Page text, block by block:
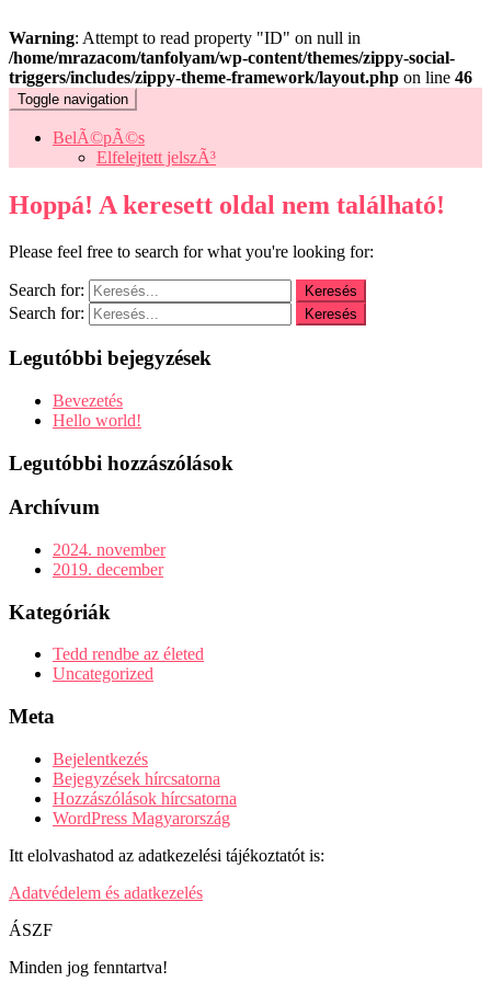
Warning: Attempt to read property "ID" on null in
/home/mrazacom/tanfolyam/wp-content/themes/zippy-social-
triggers/includes/zippy-theme-framework/layout.php on line 46
Toggle navigation
BelÃ©pÃ©s
Elfelejtett jelszÃ³
Hoppá! A keresett oldal nem található!
Please feel free to search for what you're looking for:
Search for:
Search for:
Legutóbbi bejegyzések
Bevezetés
Hello world!
Legutóbbi hozzászólások
Archívum
2024. november
2019. december
Kategóriák
Tedd rendbe az életed
Uncategorized
Meta
Bejelentkezés
Bejegyzések hírcsatorna
Hozzászólások hírcsatorna
WordPress Magyarország
Itt elolvashatod az adatkezelési tájékoztatót is:
Adatvédelem és adatkezelés
ÁSZF
Minden jog fenntartva!